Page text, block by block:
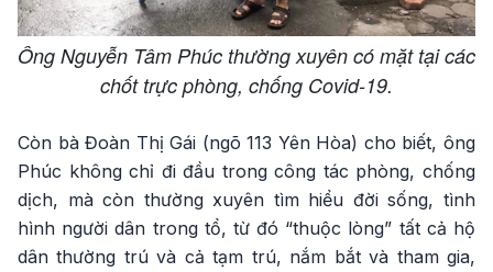
Ông Nguyễn Tâm Phúc thường xuyên có mặt tại các
chốt trực phòng, chống Covid-19.
Còn bà Đoàn Thị Gái (ngõ 113 Yên Hòa) cho biết, ông
Phúc không chỉ đi đầu trong công tác phòng, chống
dịch, mà còn thường xuyên tìm hiểu đời sống, tình
hình người dân trong tổ, từ đó “thuộc lòng” tất cả hộ
dân thường trú và cả tạm trú, nắm bắt và tham gia,